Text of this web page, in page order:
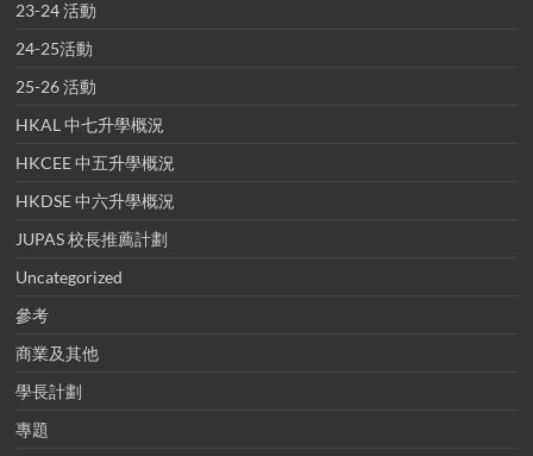
23-24 活動
24-25活動
25-26 活動
HKAL 中七升學概況
HKCEE 中五升學概況
HKDSE 中六升學概況
JUPAS 校長推薦計劃
Uncategorized
參考
商業及其他
學長計劃
專題